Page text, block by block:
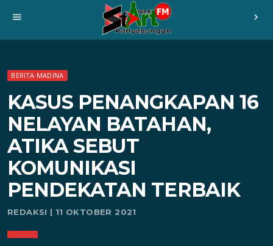
menu chevron_right
BERITA MADINA
KASUS PENANGKAPAN 16
NELAYAN BATAHAN,
ATIKA SEBUT
KOMUNIKASI
PENDEKATAN TERBAIK
REDAKSI | 11 OKTOBER 2021